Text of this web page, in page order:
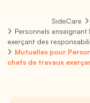
SideCare
Personnels
exerçant des
Mutuelles pour
chefs de travaux